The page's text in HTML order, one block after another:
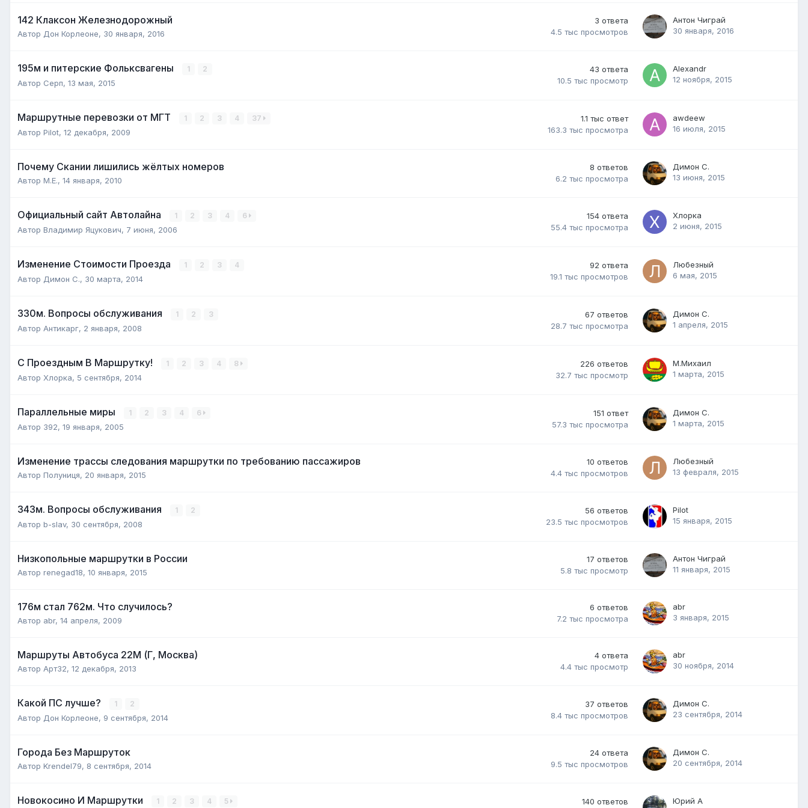
142 Клаксон Железнодорожный
Автор Дон Корлеоне, 30 января, 2016
3 ответа
4.5 тыс просмотров
Антон Чиграй
30 января, 2016
195м и питерские Фольксвагены 1 2
Автор Серп, 13 мая, 2015
43 ответа
10.5 тыс просмотр
Alexandr
12 ноября, 2015
Маршрутные перевозки от МГТ 1 2 3 4 37
Автор Pilot, 12 декабря, 2009
1.1 тыс ответ
163.3 тыс просмотра
awdeew
16 июля, 2015
Почему Скании лишились жёлтых номеров
Автор М.Е., 14 января, 2010
8 ответов
6.2 тыс просмотра
Димон С.
13 июня, 2015
Официальный сайт Автолайна 1 2 3 4 6
Автор Владимир Яцукович, 7 июня, 2006
154 ответа
55.4 тыс просмотра
Хлорка
2 июня, 2015
Изменение Стоимости Проезда 1 2 3 4
Автор Димон С., 30 марта, 2014
92 ответа
19.1 тыс просмотров
Любезный
6 мая, 2015
330м. Вопросы обслуживания 1 2 3
Автор Антикарг, 2 января, 2008
67 ответов
28.7 тыс просмотра
Димон С.
1 апреля, 2015
С Проездным В Маршрутку! 1 2 3 4 8
Автор Хлорка, 5 сентября, 2014
226 ответов
32.7 тыс просмотр
М.Михаил
1 марта, 2015
Параллельные миры 1 2 3 4 6
Автор 392, 19 января, 2005
151 ответ
57.3 тыс просмотра
Димон С.
1 марта, 2015
Изменение трассы следования маршрутки по требованию пассажиров
Автор Полуниця, 20 января, 2015
10 ответов
4.4 тыс просмотров
Любезный
13 февраля, 2015
343м. Вопросы обслуживания 1 2
Автор b-slav, 30 сентября, 2008
56 ответов
23.5 тыс просмотров
Pilot
15 января, 2015
Низкопольные маршрутки в России
Автор renegad18, 10 января, 2015
17 ответов
5.8 тыс просмотр
Антон Чиграй
11 января, 2015
176м стал 762м. Что случилось?
Автор abr, 14 апреля, 2009
6 ответов
7.2 тыс просмотра
abr
3 января, 2015
Маршруты Автобуса 22М (Г, Москва)
Автор Арт32, 12 декабря, 2013
4 ответа
4.4 тыс просмотр
abr
30 ноября, 2014
Какой ПС лучше? 1 2
Автор Дон Корлеоне, 9 сентября, 2014
37 ответов
8.4 тыс просмотров
Димон С.
23 сентября, 2014
Города Без Маршруток
Автор Krendel79, 8 сентября, 2014
24 ответа
9.5 тыс просмотров
Димон С.
20 сентября, 2014
Новокосино И Маршрутки 1 2 3 4 5 140 ответов
Юрий А